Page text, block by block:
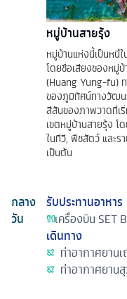
หมู่บ้านสายรุ้ง
หมู่บ้านแห่งนี้เป็นหนึ่
โดยชื่อเสียงของหมู่
(Huang Yung-fu)
ของภูมิทัศน์ทางวัฒน
สีสันของภาพวาดที่เ
เขตหมู่บ้านสายรุ้ง
ในทีวี, พืชสัตว์ และร
เป็นต้น
กลาง
วัน
รับประทานอาหาร
เครื่องบินSET
เดินทาง
ท่าอากาศยาน
ท่าอากาศยาน